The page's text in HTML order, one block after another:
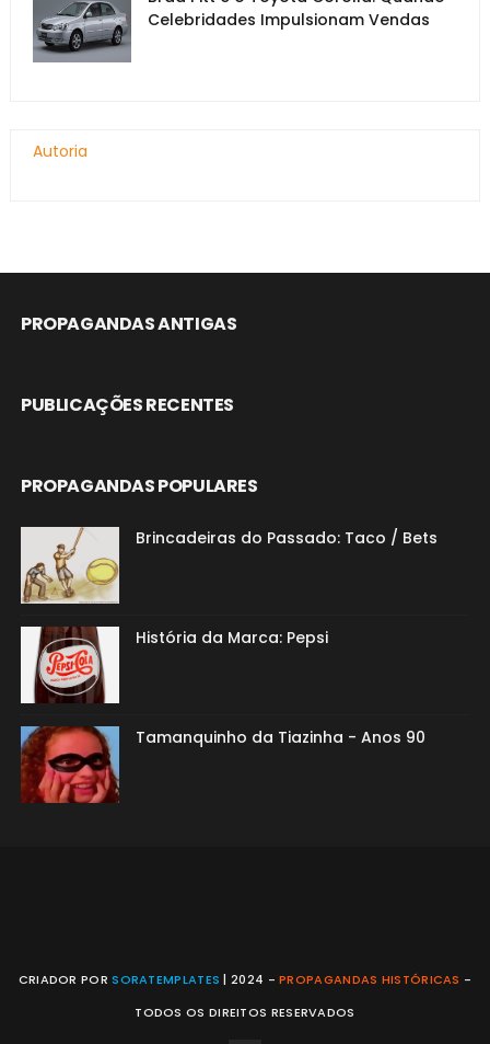
Celebridades Impulsionam Vendas
Autoria
PROPAGANDAS ANTIGAS
PUBLICAÇÕES RECENTES
PROPAGANDAS POPULARES
Brincadeiras do Passado: Taco / Bets
História da Marca: Pepsi
Tamanquinho da Tiazinha - Anos 90
CRIADOR PORSORATEMPLATES | 2024 -PROPAGANDAS HISTÓRICAS -
TODOS OS DIREITOS RESERVADOS